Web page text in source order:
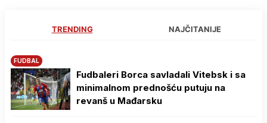
TRENDING NAJČITANIJE
FUDBAL
Fudbaleri Borca savladali Vitebsk i sa
minimalnom prednošću putuju na
revanš u Mađarsku